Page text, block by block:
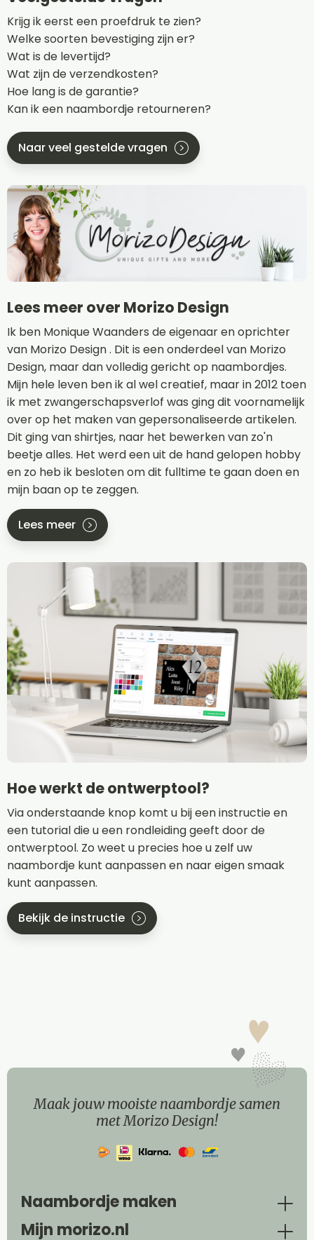
Krijg ik eerst een proefdruk te zien?
Welke soorten bevestiging zijn er?
Wat is de levertijd?
Wat zijn de verzendkosten?
Hoe lang is de garantie?
Kan ik een naambordje retourneren?
Naar veel gestelde vragen
Lees meer over Morizo Design
Ik ben Monique Waanders de eigenaar en oprichter
van Morizo Design . Dit is een onderdeel van Morizo
Design, maar dan volledig gericht op naambordjes.
Mijn hele leven ben ik al wel creatief, maar in 2012 toen
ik met zwangerschapsverlof was ging dit voornamelijk
over op het maken van gepersonaliseerde artikelen.
Dit ging van shirtjes, naar het bewerken van zo'n
beetje alles. Het werd een uit de hand gelopen hobby
en zo heb ik besloten om dit fulltime te gaan doen en
mijn baan op te zeggen.
Lees meer
Hoe werkt de ontwerptool?
Via onderstaande knop komt u bij een instructie en
een tutorial die u een rondleiding geeft door de
ontwerptool. Zo weet u precies hoe u zelf uw
naambordje kunt aanpassen en naar eigen smaak
kunt aanpassen.
Bekijk de instructie
Maak jouw mooiste naambordje samen
met Morizo Design!
Naambordje maken
Mijn morizo.nl